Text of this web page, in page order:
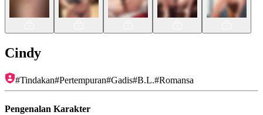
Cindy
#Tindakan#Pertempuran#Gadis#B.L.#Romansa
Pengenalan Karakter